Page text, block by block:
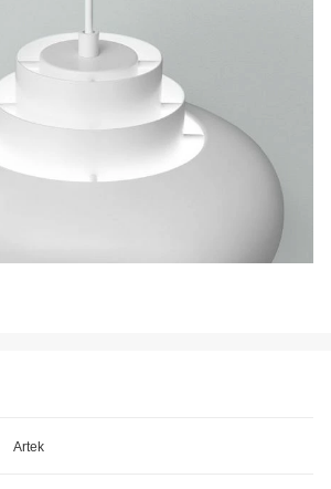
Artek